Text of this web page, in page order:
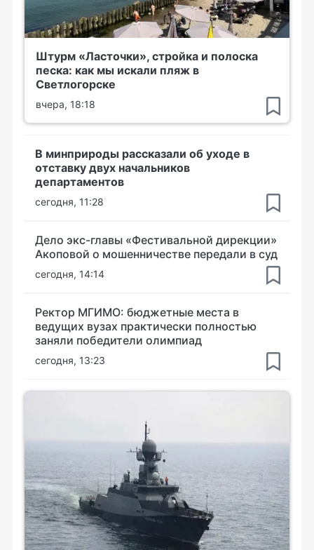
Штурм «Ласточки», стройка и полоска
песка: как мы искали пляж в
Светлогорске
вчера, 18:18
В минприроды рассказали об уходе в
отставку двух начальников
департаментов
сегодня, 11:28
Дело экс-главы «Фестивальной дирекции»
Акоповой о мошенничестве передали в суд
сегодня, 14:14
Ректор МГИМО: бюджетные места в
ведущих вузах практически полностью
заняли победители олимпиад
сегодня, 13:23